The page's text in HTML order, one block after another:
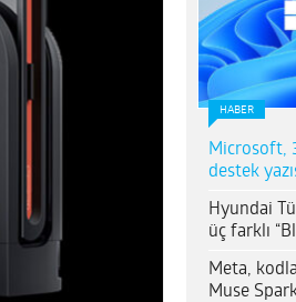
HABER
Microsoft,
destek
Hyundai
üç farklı
Meta,
Muse